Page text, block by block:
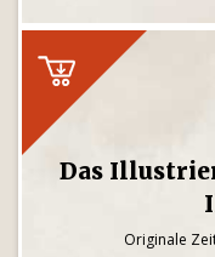
Das
Originale